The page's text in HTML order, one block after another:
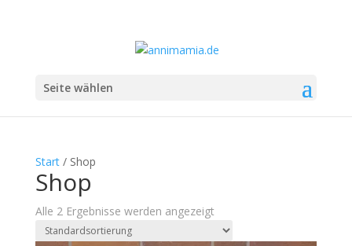
Seite wählen
Start/ Shop
Shop
Alle 2 Ergebnisse werden angezeigt